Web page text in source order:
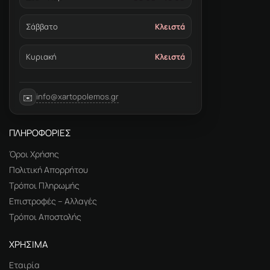
Σάββατο Κλειστά
Κυριακή Κλειστά
✉️ info@xartopolemos.gr
ΠΛΗΡΟΦΟΡΙΕΣ
Όροι Χρήσης
Πολιτική Απορρήτου
Τρόποι Πληρωμής
Επιστροφές – Αλλαγές
Τρόποι Αποστολής
ΧΡΗΣΙΜΑ
Εταιρία